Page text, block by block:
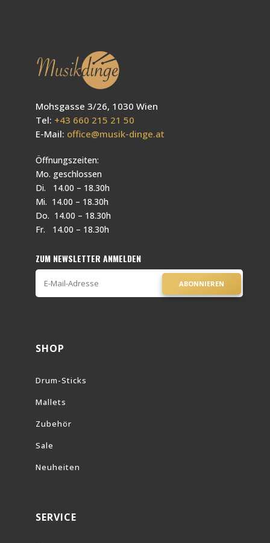
Mohsgasse 3/26, 1030 Wien
Tel: +43 660 215 21 50
E-Mail: office@musik-dinge.at
Öffnungszeiten:
Mo. geschlossen
Di. 14.00 – 18.30h
Mi. 14.00 – 18.30h
Do. 14.00 – 18.30h
Fr. 14.00 – 18.30h
ZUM NEWSLETTER ANMELDEN
ABONNIEREN
SHOP
Drum-Sticks
Mallets
Zubehör
Sale
Neuheiten
SERVICE